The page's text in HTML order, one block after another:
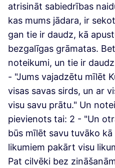
atrisināt sabiedrības
kas mums jādara, ir
gan tie ir daudz, kā
bezgalīgas grāmatas.
noteikumi, un tie ir
- "Jums vajadzētu mīlēt
visas savas sirds, un ar
visu savu prātu." Un
pievienots tai: 2 - "Un
būs mīlēt savu tuvāko kā
likumiem pakārt visu
Pat cilvēki bez